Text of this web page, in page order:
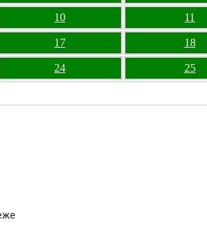
10 11
17 18
24 25